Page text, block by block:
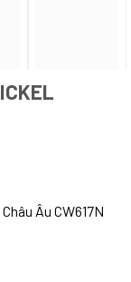
Âu CW617N